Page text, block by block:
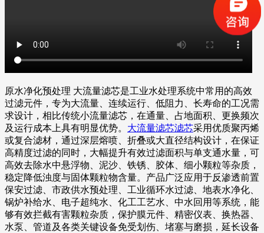
原水净化预处理 大流量滤芯是工业水处理系统中常用的高效
过滤元件，专为大流量、连续运行、低阻力、长寿命的工况需
求设计，相比传统小流量滤芯，在通量、占地面积、更换频次
及运行成本上具有明显优势。 大流量滤芯滤芯采用优质聚丙烯
或复合滤材，通过深层熔喷、折叠或大直径结构设计，在保证
高精度过滤的同时，大幅提升有效过滤面积与单支通水量，可
高效去除水中悬浮物、泥沙、铁锈、胶体、细小颗粒等杂质，
稳定降低浊度与固体颗粒物含量。产品广泛应用于反渗透前置
保安过滤、市政供水预处理、工业循环水过滤、地表水净化、
锅炉补给水、电子超纯水、化工工艺水、中水回用等系统，能
够有效拦截有害颗粒杂质，保护膜元件、精密仪表、换热器、
水泵、管道及各类关键设备免受划伤、堵塞与磨损，延长设备